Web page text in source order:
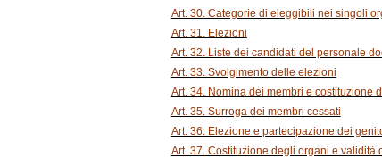
Art. 30. Categorie di eleggibili nei singoli
Art. 31. Elezioni
Art. 32. Liste dei candidati del personale
Art. 33. Svolgimento delle elezioni
Art. 34. Nomina dei membri e costituzione
Art. 35. Surroga dei membri cessati
Art. 36. Elezione e partecipazione dei
Art. 37. Costituzione degli organi e validità